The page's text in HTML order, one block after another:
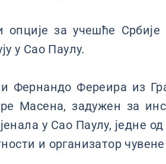
опције за учешће
у Сао Паулу.
Фернандо Фереира из
Масена, задужен за
у Сао Паулу, једне од
и организатор